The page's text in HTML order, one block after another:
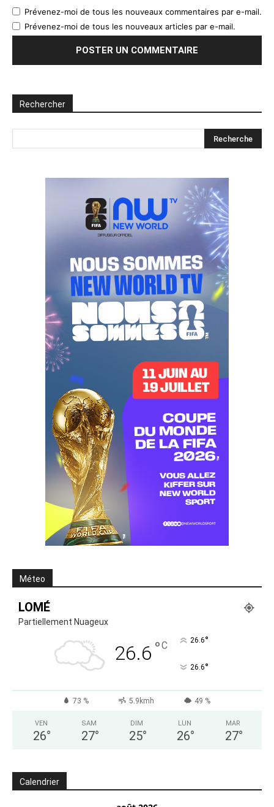
Prévenez-moi de tous les nouveaux commentaires par e-mail.
Prévenez-moi de tous les nouveaux articles par e-mail.
Rechercher
Méteo
LOMÉ
Partiellement Nuageux
26.6 °C 26.6°
26.6°
73 % 5.9kmh 49 %
VEN
26°
SAM
27°
DIM
25°
LUN
26°
MAR
27°
Calendrier